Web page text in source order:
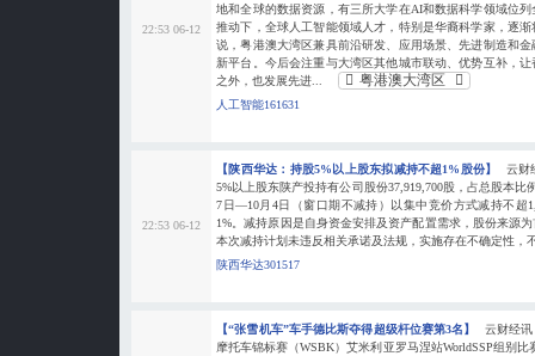
22:53 06-12
地和全球的数据资源，有三所大学在AI和数据科学领域位
推动下，全球人工智能领域人才，特别是华裔科学家，逐
说，粤港澳大湾区兼具前沿研发、应用场景、先进制造和
新平台。今后会注重与大湾区其他城市联动、优势互补，
之外，也发展先进...
粤港澳大湾区
人工智能161631
22:53 06-12
【陕西华达：持股5%以上股东拟减持不超1%股份】
云财
5%以上股东陕产投持有公司股份37,919,700股，占总股本比
7日—10月4日（窗口期不减持）以集中竞价方式减持不超
1%。减持原因是自身资金安排及资产配置需求，股份来源
本次减持计划未违反相关承诺及法规，实施存在不确定性，
陕西华达301517
【“张雪机车”车手德比斯夺得超级杆位赛第3名】
云财经讯
摩托车锦标赛（WSBK）艾米利亚罗马涅站WorldSSP组别